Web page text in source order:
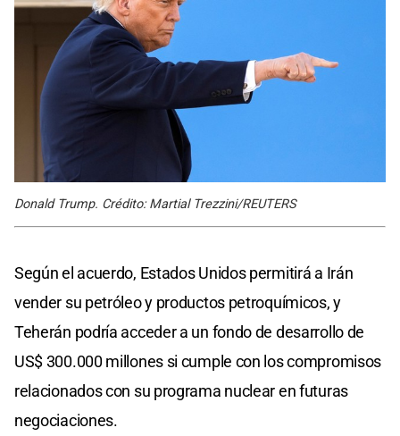
Donald Trump. Crédito: Martial Trezzini/REUTERS
Según el acuerdo, Estados Unidos permitirá a Irán
vender su petróleo y productos petroquímicos, y
Teherán podría acceder a un fondo de desarrollo de
US$ 300.000 millones si cumple con los compromisos
relacionados con su programa nuclear en futuras
negociaciones.